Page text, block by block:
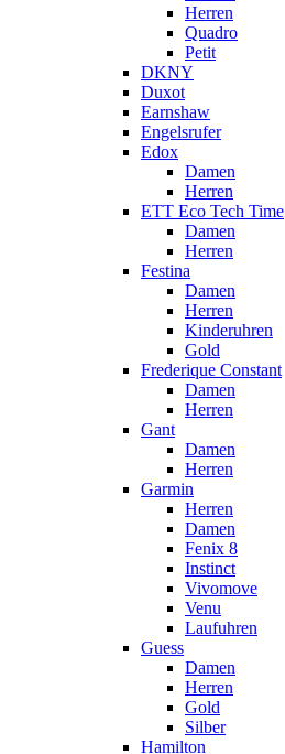
Herren
Quadro
Petit
DKNY
Duxot
Earnshaw
Engelsrufer
Edox
Damen
Herren
ETT Eco Tech Time
Damen
Herren
Festina
Damen
Herren
Kinderuhren
Gold
Frederique Constant
Damen
Herren
Gant
Damen
Herren
Garmin
Herren
Damen
Fenix 8
Instinct
Vivomove
Venu
Laufuhren
Guess
Damen
Herren
Gold
Silber
Hamilton